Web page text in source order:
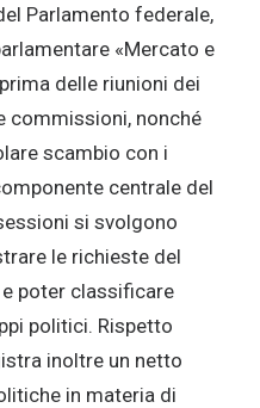
Parlamento federale,
«Mercato e
delle riunioni dei
commissioni, nonché
scambio con i
centrale del
si svolgono
le richieste del
poter classificare
politici. Rispetto
inoltre un netto
in materia di